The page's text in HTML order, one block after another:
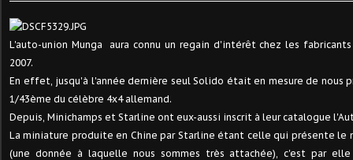
L'auto-union Munga aura connu un regain d'intérêt chez les
2007.
En effet, jusqu'à l'année dernière seul Solido était en mesure de nous
1/43ème du célèbre 4x4 allemand.
Depuis, Minichamps et Starline ont eux-aussi inscrit à leur catalogue
La miniature produite en Chine par Starline étant celle qui présente
(une donnée à laquelle nous sommes très attachée), c'est par elle